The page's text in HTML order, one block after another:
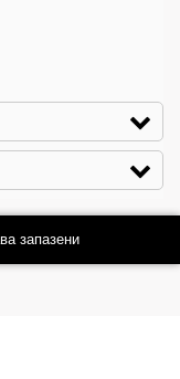
запазени